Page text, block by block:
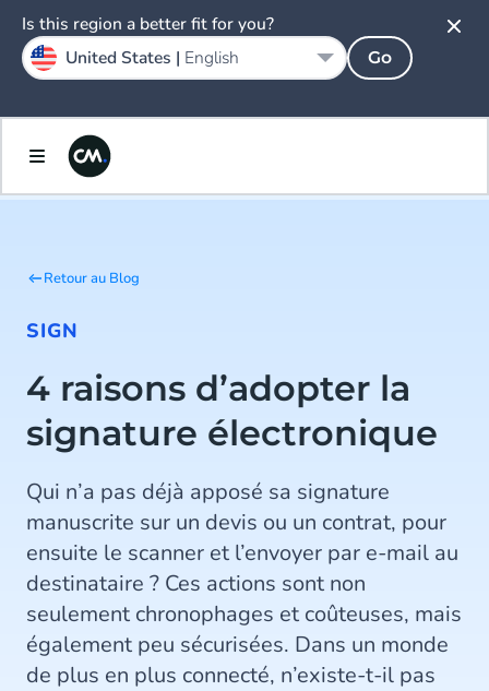
Retour au Blog
SIGN
4 raisons d’adopter la
signature électronique
Qui n’a pas déjà apposé sa signature
manuscrite sur un devis ou un contrat, pour
ensuite le scanner et l’envoyer par e-mail au
destinataire ? Ces actions sont non
seulement chronophages et coûteuses, mais
également peu sécurisées. Dans un monde
de plus en plus connecté, n’existe-t-il pas
Is this region a better fit for you?
United States | English Go